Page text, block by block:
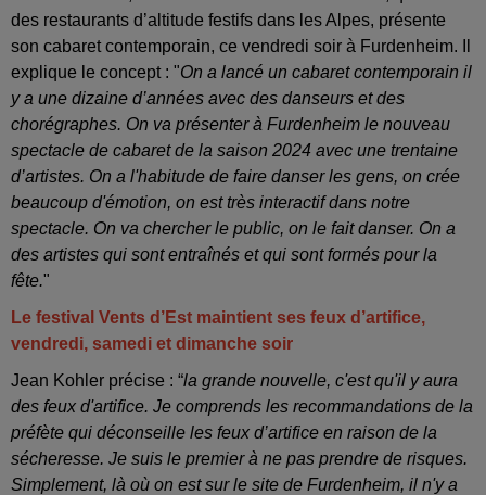
des restaurants d’altitude festifs dans les Alpes, présente
son cabaret contemporain, ce vendredi soir à Furdenheim. Il
explique le concept : "On a lancé un cabaret contemporain il
y a une dizaine d’années avec des danseurs et des
chorégraphes. On va présenter à Furdenheim le nouveau
spectacle de cabaret de la saison 2024 avec une trentaine
d’artistes. On a l'habitude de faire danser les gens, on crée
beaucoup d'émotion, on est très interactif dans notre
spectacle. On va chercher le public, on le fait danser. On a
des artistes qui sont entraînés et qui sont formés pour la
fête."
Le festival Vents d’Est maintient ses feux d’artifice,
vendredi, samedi et dimanche soir
Jean Kohler précise : “la grande nouvelle, c'est qu'il y aura
des feux d'artifice. Je comprends les recommandations de la
préfète qui déconseille les feux d’artifice en raison de la
sécheresse. Je suis le premier à ne pas prendre de risques.
Simplement, là où on est sur le site de Furdenheim, il n'y a